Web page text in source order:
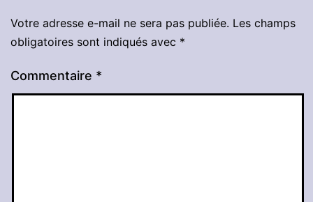
Votre adresse e-mail ne sera pas publiée. Les champs
obligatoires sont indiqués avec *
Commentaire *